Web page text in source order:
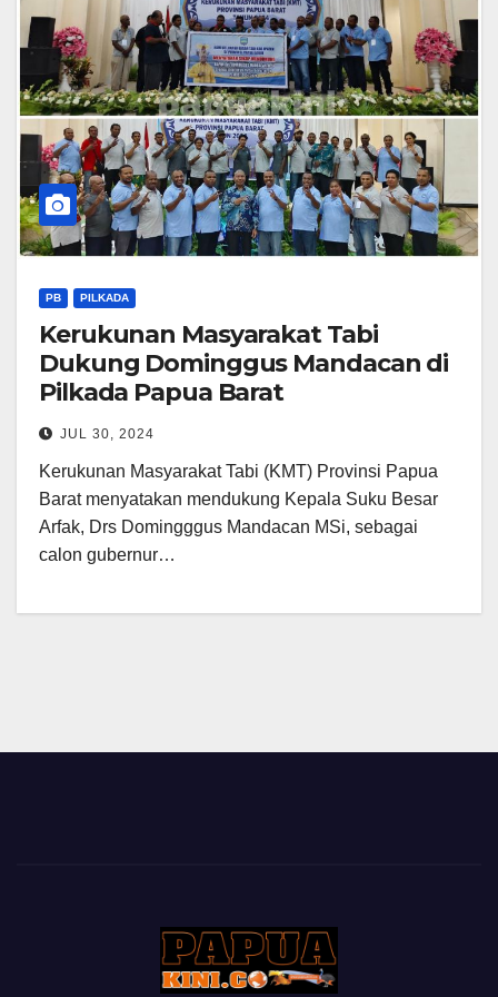
PB PILKADA
Kerukunan Masyarakat Tabi
Dukung Dominggus Mandacan di
Pilkada Papua Barat
JUL 30, 2024
Kerukunan Masyarakat Tabi (KMT) Provinsi Papua
Barat menyatakan mendukung Kepala Suku Besar
Arfak, Drs Domingggus Mandacan MSi, sebagai
calon gubernur…